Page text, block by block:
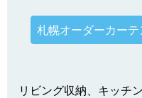
札幌オーダーカー
リビング収納、キッチ